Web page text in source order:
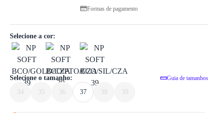
/ 6
Formas de pagamento
Selecione o tamanho: Guia de tamanhos
34 35 36 37 38 39
Selecione a cor: